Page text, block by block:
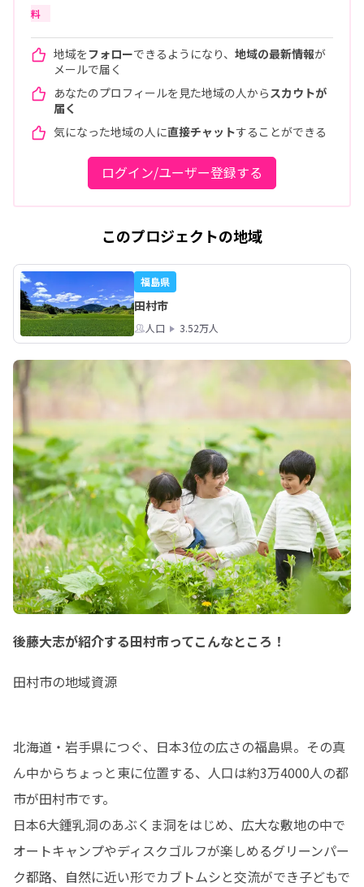
料
地域をフォローできるようになり、 地域の最新情報が
メールで届く
あなたのプロフィールを見た地域の人から スカウトが
届く
気になった地域の人に直接チャットすることができる
ログイン/ユーザー登録する
このプロジェクトの地域
福島県
田村市
人口 3.52万人
後藤大志が紹介する田村市ってこんなところ！
田村市の地域資源
北海道・岩手県につぐ、日本3位の広さの福島県。その真
ん中からちょっと東に位置する、人口は約3万4000人の都
市が田村市です。
日本6大鍾乳洞のあぶくま洞をはじめ、広大な敷地の中で
オートキャンプやディスクゴルフが楽しめるグリーンパー
ク都路、自然に近い形でカブトムシと交流ができ子どもで